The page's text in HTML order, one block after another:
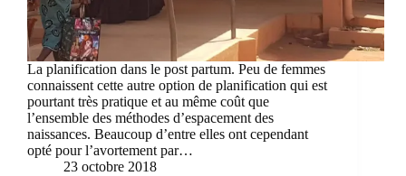
La planification dans le post partum. Peu de femmes
connaissent cette autre option de planification qui est
pourtant très pratique et au même coût que
l’ensemble des méthodes d’espacement des
naissances. Beaucoup d’entre elles ont cependant
opté pour l’avortement par…
23 octobre 2018